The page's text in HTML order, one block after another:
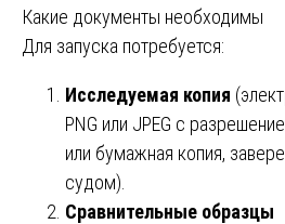
Какие документы необходимы
Для запуска потребуется:
Исследуемая копия
PNG или JPEG с
или бумажная копия,
судом).
Сравнительные образцы